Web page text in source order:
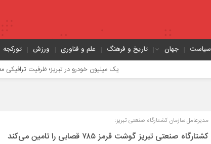
سیاست جهان تاریخ و فرهنگ علم و فناوری ورزش تورکجه
یک میلیون خودرو در تبریز؛ ظرفیت ترافیکی معابر ۳۵۰ هزار خودرو
مدیرعامل سازمان کشتارگاه صنعتی تبریز:
کشتارگاه صنعتی تبریز گوشت قرمز ۷۸۵ قصابی را تامین می‌کند